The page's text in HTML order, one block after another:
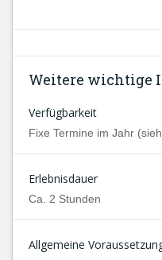
Weitere wichtige
Verfügbarkeit
Fixe Termine im Jahr
Erlebnisdauer
Ca. 2 Stunden
Allgemeine